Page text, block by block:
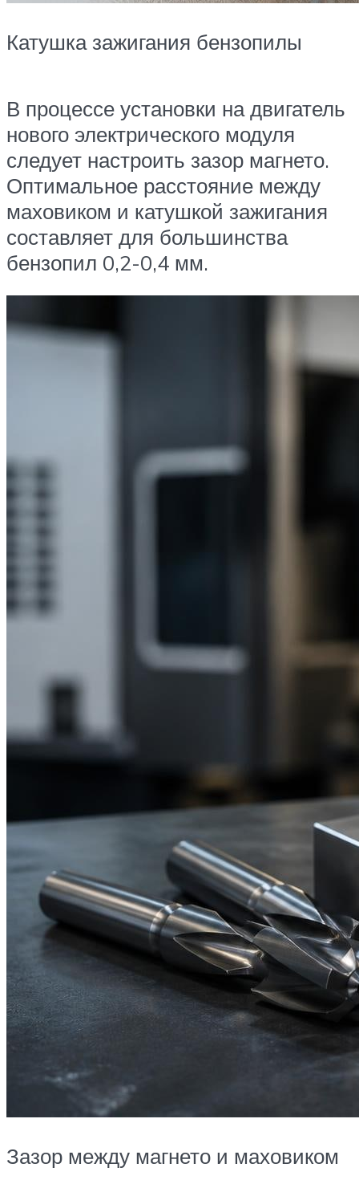
Катушка зажигания бензопилы
В процессе установки на двигатель
нового электрического модуля
следует настроить зазор магнето.
Оптимальное расстояние между
маховиком и катушкой зажигания
составляет для большинства
бензопил 0,2-0,4 мм.
Зазор между магнето и маховиком